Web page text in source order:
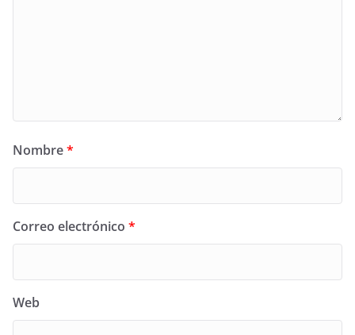
Nombre*
Correo electrónico *
Web